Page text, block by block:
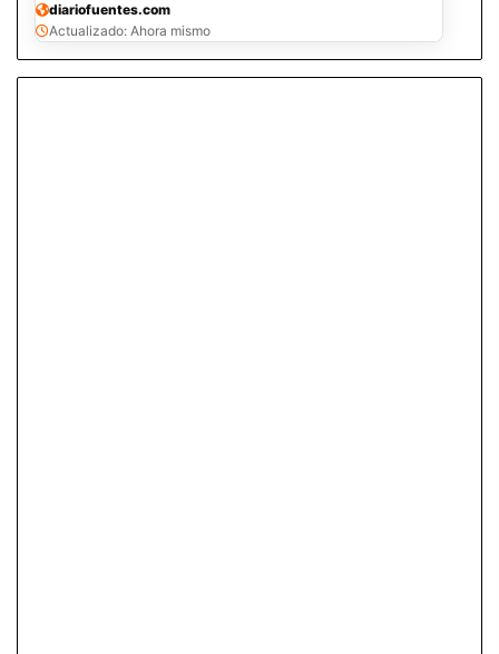
diariofuentes.com
Actualizado: Ahora mismo